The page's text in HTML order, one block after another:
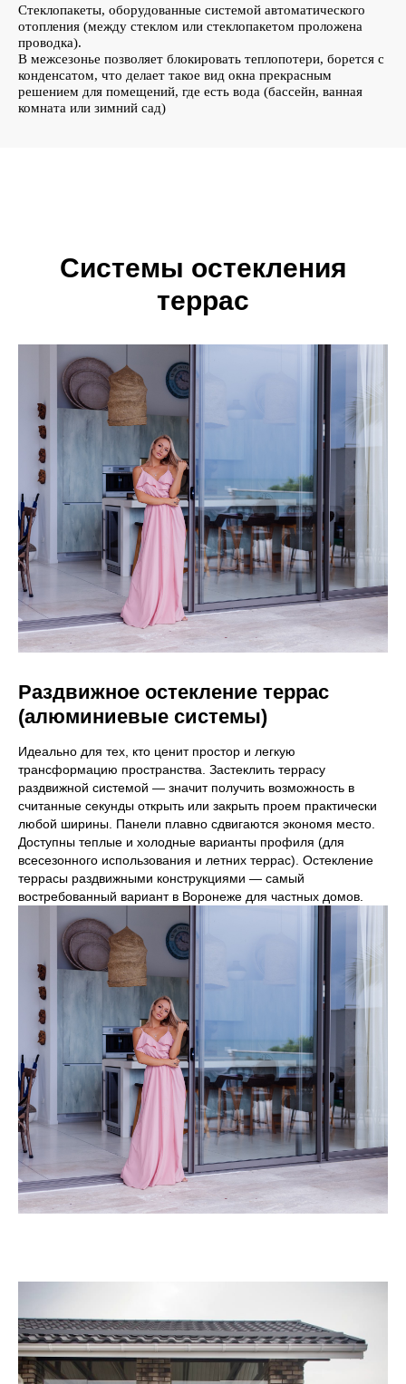
Стеклопакеты, оборудованные системой автоматического
отопления (между стеклом или стеклопакетом проложена
проводка).
В межсезонье позволяет блокировать теплопотери, борется с
конденсатом, что делает такое вид окна прекрасным
решением для помещений, где есть вода (бассейн, ванная
комната или зимний сад)
Системы остекления
террас
Раздвижное остекление террас
(алюминиевые системы)
Идеально для тех, кто ценит простор и легкую
трансформацию пространства. Застеклить террасу
раздвижной системой — значит получить возможность в
считанные секунды открыть или закрыть проем практически
любой ширины. Панели плавно сдвигаются экономя место.
Доступны теплые и холодные варианты профиля (для
всесезонного использования и летних террас). Остекление
террасы раздвижными конструкциями — самый
востребованный вариант в Воронеже для частных домов.
Быстрее, легче, ни к чему не
обязывает
+7 473 229 90
62
ВСЕ ЕЩЕ
ДУМАЕТЕ, ЧТО
Получить консультацию
СПРАВИТЕСЬ БЕЗ
СПЕЦИАЛИСТА?
Дизайн и
другие
полезные
фишки
Рамы с
ламинацией
Стекла с
напылением
Рама может быть
окрашена множеством
оттенков краски:
богатая палитра
ламинации
Эффективная
ПВХ-окна могут
быть не только
белыми, но и
других цветов и
фактур, например,
"под дерево"
Рамы с
покраской в
любой цвет по
RAL